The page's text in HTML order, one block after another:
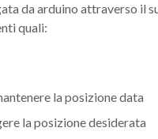
da arduino attraverso il
quali:
la posizione data
la posizione desiderata